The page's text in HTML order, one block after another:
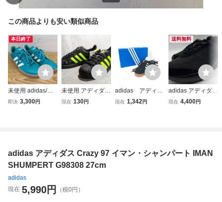
この商品よりも安い類似商品
本日終了
未使用 adidas/ア
ディダス◆GRAN
即決 3,300円
未使用 アディダス
スーパースターII 2
現在 130円
adidas アディダ
ス 靴 スニーカ
現在 1,342円
送料無料
adidas アディダス
LIGHTSHIFT M ス
現在 4,400円
adidas アディダス Crazy 97 イマン・シャンパート IMAN
SHUMPERT G98308 27cm
adidas
現在 5,990円 （税0円）